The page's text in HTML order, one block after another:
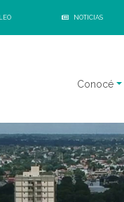
NOTICIAS
Conocé